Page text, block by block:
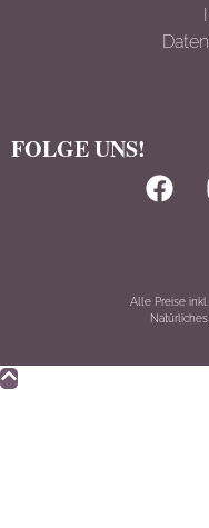
FOLGE UNS!
Alle Preise